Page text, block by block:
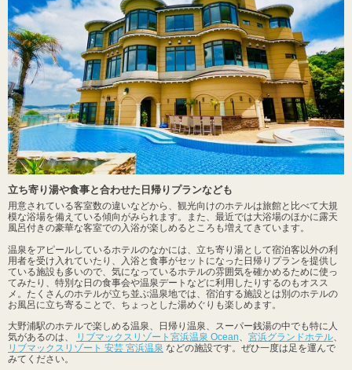
立ち寄り湯や食事と合わせた日帰りプランなども
用意されている客室数の違いなどから、観光向けのホテルは旅館と比べて大規
模な浴場を備えている傾向がみられます。また、最近では大浴場のほかに露天
風呂付きの豪華な客室での入浴が楽しめるところも増えてきています。
温泉をアピールしているホテルのなかには、立ち寄り湯として宿泊客以外の利
用者を受け入れていたり、入浴と食事がセットになった日帰りプランを提供し
ている施設も多いので、気になっているホテルの雰囲気を確かめるために使っ
てみたり、特別な日の食事会や温泉デートなどに利用したりするのもオスス
メ。たくさんのホテルが立ち並ぶ温泉地では、宿泊する施設とは別のホテルの
お風呂に立ち寄ることで、ちょっとした湯めぐりも楽しめます。
大野浦駅のホテルで楽しめる温泉、日帰り温泉、スーパー銭湯の中でも特に人
気があるのは、
リブマックスリゾート宮浜温泉 Ocean 宮浜グランドホテル
リブマックスリゾート 安芸 宮浜温泉 などの施設です。ぜひ一度は足を運んで
みてください。